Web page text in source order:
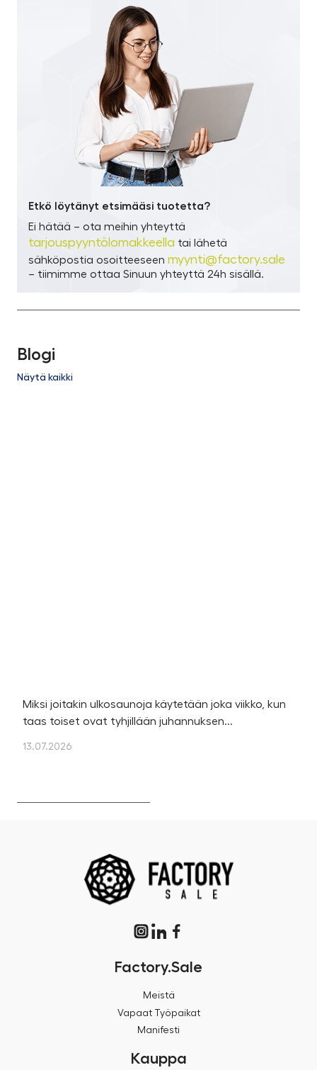
Etkö löytänyt etsimääsi tuotetta?
Ei hätää – ota meihin yhteyttä
tarjouspyyntölomakkeella tai lähetä
sähköpostia osoitteeseen myynti@factory.sale
– tiimimme ottaa Sinuun yhteyttä 24h sisällä.
Blogi
Näytä kaikki
Miksi joitakin ulkosaunoja käytetään joka viikko, kun
taas toiset ovat tyhjillään juhannuksen...
13.07.2026
Factory.Sale
Meistä
Vapaat Työpaikat
Manifesti
Kauppa